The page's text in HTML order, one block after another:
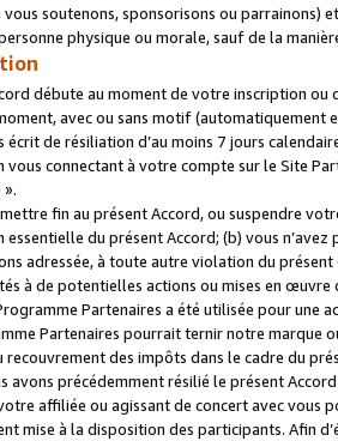
soutenons, sponsorisons ou parrainons)
physique ou morale, sauf de la
débute au moment de votre inscription
avec ou sans motif (automatiquement
écrit de résiliation d’au moins 7 jours
vous connectant à votre compte sur le Site
fin au présent Accord, ou suspendre
du présent Accord; (b) vous
adressée, à toute autre violation du
à de potentielles actions ou mises en
Partenaires a été utilisée pour une
Partenaires pourrait ternir notre marque
des impôts dans le cadre du
avons précédemment résilié le présent
affiliée ou agissant de concert avec vous
mise à la disposition des participants. Afin